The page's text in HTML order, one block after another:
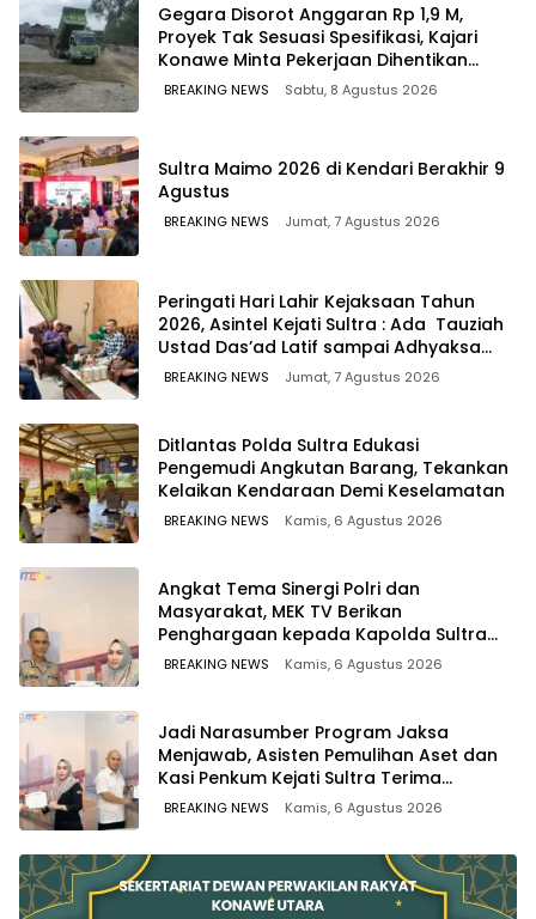
Gegara Disorot Anggaran Rp 1,9 M,
Proyek Tak Sesuasi Spesifikasi, Kajari
Konawe Minta Pekerjaan Dihentikan
Sementara
BREAKING NEWS Sabtu, 8 Agustus 2026
Sultra Maimo 2026 di Kendari Berakhir 9
Agustus
BREAKING NEWS Jumat, 7 Agustus 2026
Peringati Hari Lahir Kejaksaan Tahun
2026, Asintel Kejati Sultra : Ada Tauziah
Ustad Das’ad Latif sampai Adhyaksa
Run
BREAKING NEWS Jumat, 7 Agustus 2026
Ditlantas Polda Sultra Edukasi
Pengemudi Angkutan Barang, Tekankan
Kelaikan Kendaraan Demi Keselamatan
BREAKING NEWS Kamis, 6 Agustus 2026
Angkat Tema Sinergi Polri dan
Masyarakat, MEK TV Berikan
Penghargaan kepada Kapolda Sultra
melalui Kabid Humas
BREAKING NEWS Kamis, 6 Agustus 2026
Jadi Narasumber Program Jaksa
Menjawab, Asisten Pemulihan Aset dan
Kasi Penkum Kejati Sultra Terima
Penghargaan dari Komisaris MEK TV
BREAKING NEWS Kamis, 6 Agustus 2026